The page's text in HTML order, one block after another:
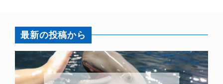
最新の投稿から